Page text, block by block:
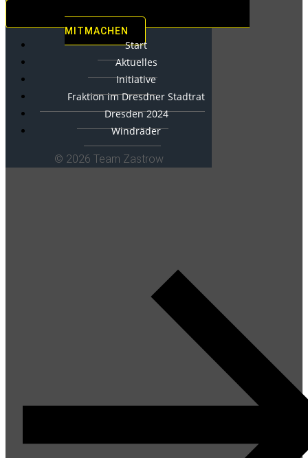
MITMACHEN
Start
Aktuelles
Initiative
Fraktion im Dresdner Stadtrat
Dresden 2024
Windräder
© 2026 Team Zastrow